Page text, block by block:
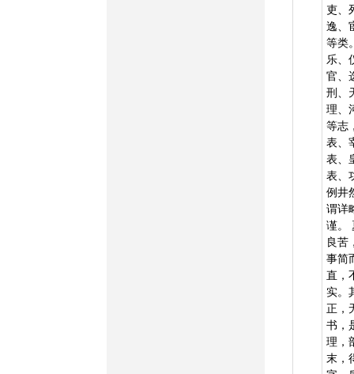
吏、
逸、
等类
乐、
官、
刑、
理、
等志
表、
表、
表、
例井
谓详
谨。
良苦
事简
直，
实。
正，
书，
理，
末，